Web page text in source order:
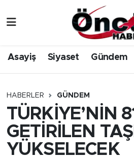
Asayiş Siyaset Gündem
HABERLER GÜNDEM
TÜRKİYE’NİN
GETİRİLEN
YÜKSELECEK
Gündem
Sağlık & Çevre
Spor
Siyaset
Düzce Nöbetçi
Düzce Hava Durumu
Düzce Namaz Vakitleri
Düzce Trafik Yoğunluk
Süper Lig Puan Durumu